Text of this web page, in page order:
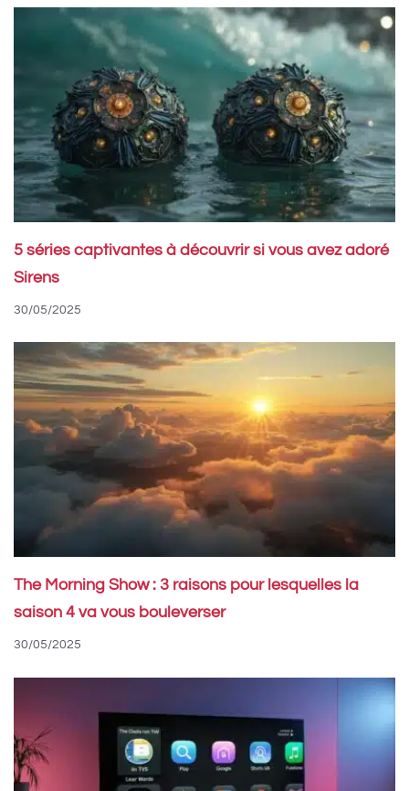
5 séries captivantes à découvrir si vous avez adoré
Sirens
30/05/2025
The Morning Show : 3 raisons pour lesquelles la
saison 4 va vous bouleverser
30/05/2025